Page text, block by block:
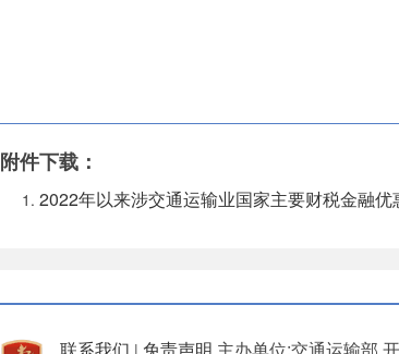
附件下载：
2022年以来涉交通运输业国家主要财税金融
联系我们 | 免责声明 主办单位:交通运输部